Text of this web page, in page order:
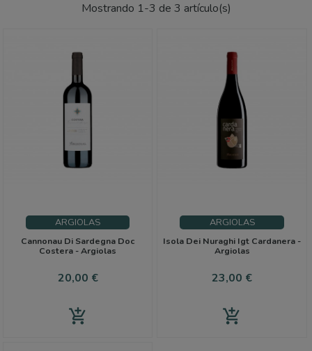
Mostrando 1-3 de 3 artículo(s)
ARGIOLAS
Cannonau Di Sardegna Doc
Costera - Argiolas
Precio
20,00 €
add_shopping_cart
ARGIOLAS
Isola Dei Nuraghi Igt Cardanera -
Argiolas
Precio
23,00 €
add_shopping_cart